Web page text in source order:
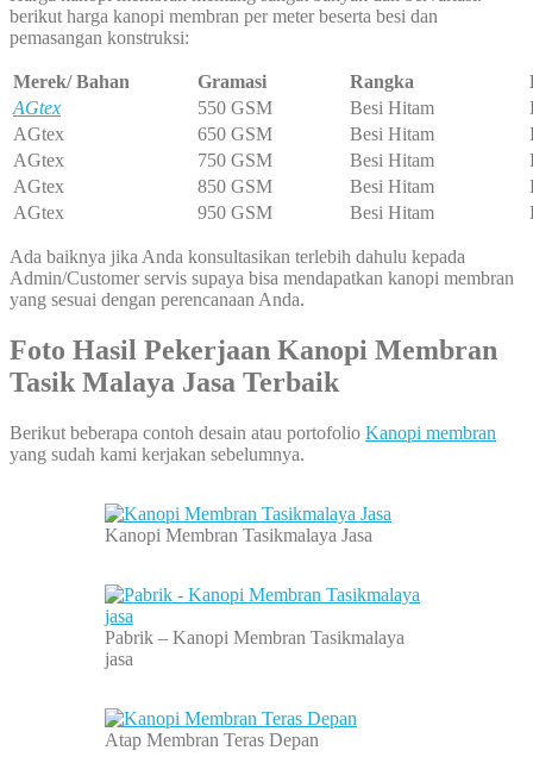
berikut harga kanopi membran per meter beserta besi dan
pemasangan konstruksi:
Merek/ Bahan Gramasi Rangka
AGtex
550 GSM Besi Hitam
AGtex
650 GSM Besi Hitam
AGtex
750 GSM Besi Hitam
AGtex
850 GSM Besi Hitam
AGtex
950 GSM Besi Hitam
Ada baiknya jika Anda konsultasikan terlebih dahulu kepada
Admin/Customer servis supaya bisa mendapatkan kanopi membran
yang sesuai dengan perencanaan Anda.
Foto Hasil Pekerjaan Kanopi Membran
Tasik Malaya Jasa Terbaik
Berikut beberapa contoh desain atau portofolio Kanopi membran
yang sudah kami kerjakan sebelumnya.
Kanopi Membran Tasikmalaya Jasa
Pabrik – Kanopi Membran Tasikmalaya
jasa
Atap Membran Teras Depan